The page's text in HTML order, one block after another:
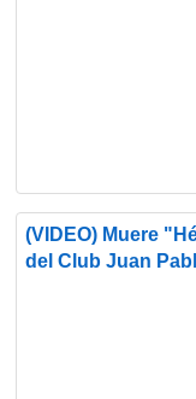
(VIDEO) Muere
del Club Juan